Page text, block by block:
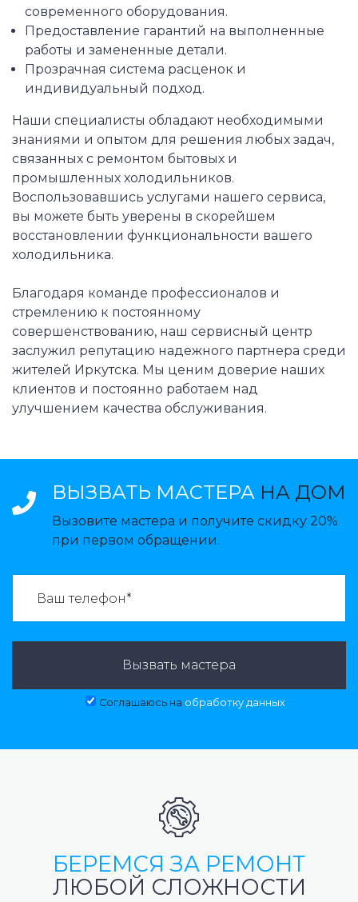
современного оборудования.
Предоставление гарантий на выполненные
работы и замененные детали.
Прозрачная система расценок и
индивидуальный подход.
Наши специалисты обладают необходимыми
знаниями и опытом для решения любых задач,
связанных с ремонтом бытовых и
промышленных холодильников.
Воспользовавшись услугами нашего сервиса,
вы можете быть уверены в скорейшем
восстановлении функциональности вашего
холодильника.
Благодаря команде профессионалов и
стремлению к постоянному
совершенствованию, наш сервисный центр
заслужил репутацию надежного партнера среди
жителей Иркутска. Мы ценим доверие наших
клиентов и постоянно работаем над
улучшением качества обслуживания.
ВЫЗВАТЬ МАСТЕРА НА ДОМ
Вызовите мастера и получите скидку 20%
при первом обращении.
Вызвать мастера
Соглашаюсь на обработку данных
БЕРЕМСЯ ЗА РЕМОНТ
ЛЮБОЙ СЛОЖНОСТИ